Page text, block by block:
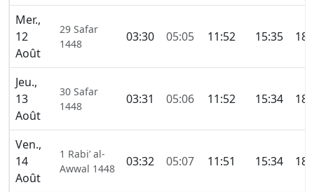
Mer.,
12
Août
29 Safar
1448
03:30 05:05 11:52 15:35
Jeu.,
13
Août
30 Safar
1448
03:31 05:06 11:52 15:34
Ven.,
14
Août
1 Rabi’ al-
Awwal 1448
03:32 05:07 11:51 15:34